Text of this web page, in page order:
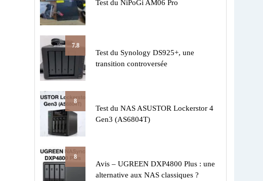
Test du NiPoGi AM06 Pro
7.8
Test du Synology DS925+, une
transition controversée
8
Test du NAS ASUSTOR Lockerstor 4
Gen3 (AS6804T)
8
Avis – UGREEN DXP4800 Plus : une
alternative aux NAS classiques ?